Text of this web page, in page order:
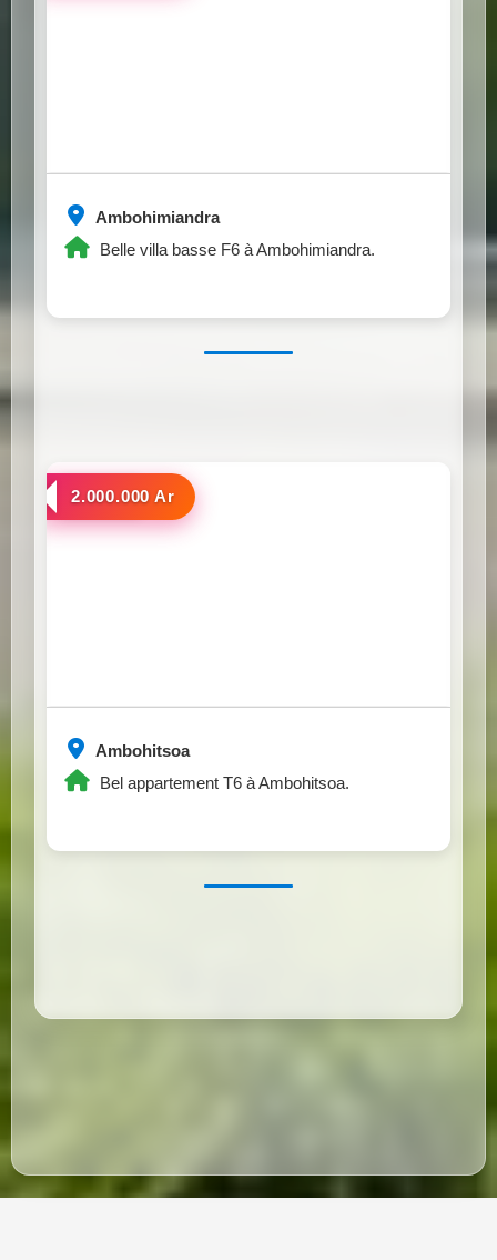
Ambohimiandra
Belle villa basse F6 à Ambohimiandra.
Ambohitsoa
Bel appartement T6 à Ambohitsoa.
a louer
2.000.000 Ar